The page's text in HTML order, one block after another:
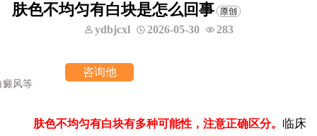
肤色不均匀有白块是怎么回事
ydbjcxl 2026-05-30 283
肤色不均匀有白块有多种可能性，注意正确区分。 临床